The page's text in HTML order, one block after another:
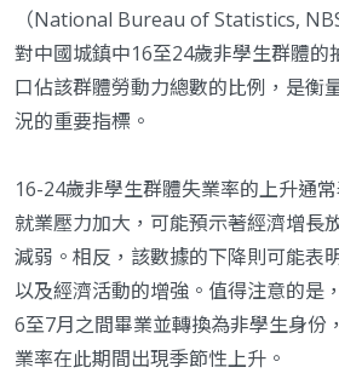
（National Bureau of Statistics,
對中國城鎮中16至24歲非學生群體的
口佔該群體勞動力總數的比例，是衡
況的重要指標。
16-24歲非學生群體失業率的上升通
就業壓力加大，可能預示著經濟增長
減弱。相反，該數據的下降則可能表
以及經濟活動的增強。值得注意的是
6至7月之間畢業並轉換為非學生身份
業率在此期間出現季節性上升。